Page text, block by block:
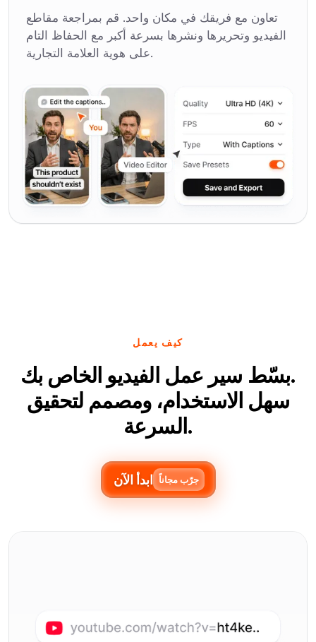
تعاون مع فريقك في مكان واحد. قم بمراجعة مقاطع
الفيديو وتحريرها ونشرها بسرعة أكبر مع الحفاظ التام
على هوية العلامة التجارية.
كيف يعمل
بسّط سير عمل الفيديو الخاص بك.
سهل الاستخدام، ومصمم لتحقيق
السرعة.
ابدأ الآن جرّب مجاناً